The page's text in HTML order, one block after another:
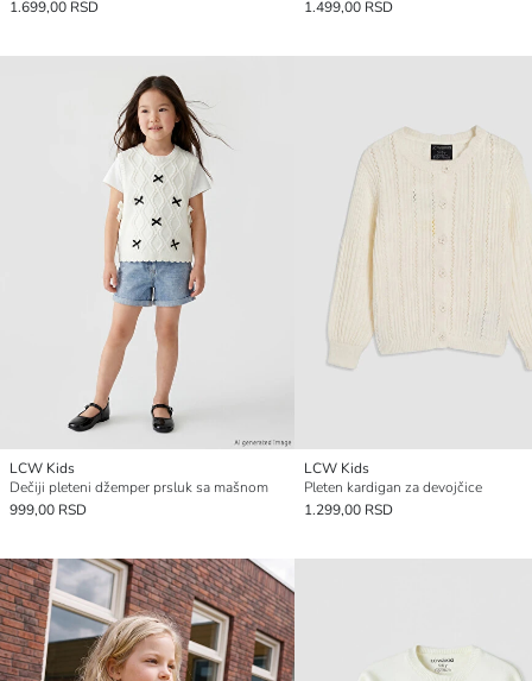
1.699,00 RSD 1.499,00 RSD
LCW Kids
Dečiji pleteni džemper prsluk sa mašnom
999,00 RSD
LCW Kids
Pleten kardigan za devojčice
1.299,00 RSD